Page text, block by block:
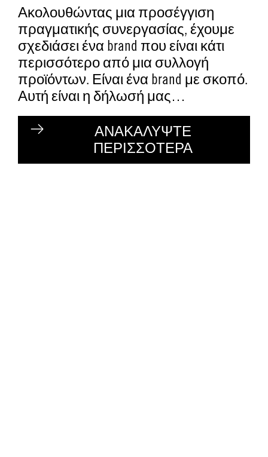
Ακολουθώντας μια προσέγγιση
πραγματικής συνεργασίας, έχουμε
σχεδιάσει ένα brand που είναι κάτι
περισσότερο από μια συλλογή
προϊόντων. Είναι ένα brand με σκοπό.
Αυτή είναι η δήλωσή μας…
ΑΝΑΚΑΛΥΨΤΕ
ΠΕΡΙΣΣΟΤΕΡΑ